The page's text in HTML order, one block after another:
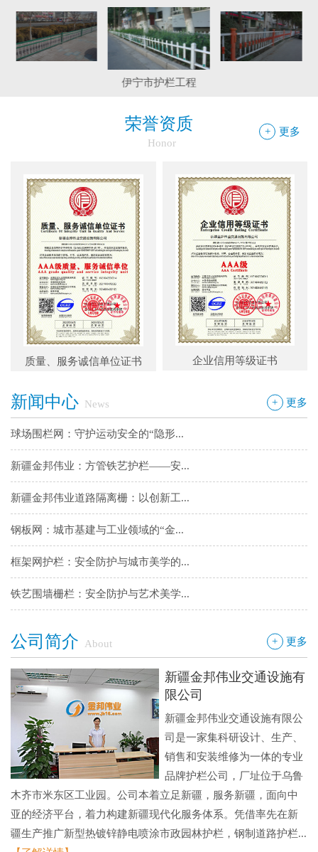
伊宁市护栏工程
+ 更多
荣誉资质
Honor
质量、服务诚信单位证书 企业信用等级证书
+ 更多
新闻中心 News
边框护栏网：新疆金邦伟业以匠心铸...
球场围栏网：守护运动安全的“隐形...
新疆金邦伟业：方管铁艺护栏——安...
新疆金邦伟业道路隔离栅：以创新工...
钢板网：城市基建与工业领域的“金...
框架网护栏：安全防护与城市美学的...
铁艺围墙栅栏：安全防护与艺术美学...
边框护栏网：新疆金邦伟业以匠心铸...
球场围栏网：守护运动安全的“隐形...
新疆金邦伟业：方管铁艺护栏——安...
新疆金邦伟业道路隔离栅：以创新工...
钢板网：城市基建与工业领域的“金...
框架网护栏：安全防护与城市美学的...
铁艺围墙栅栏：安全防护与艺术美学...
球场围栏网：守护运动安全的“隐形...
新疆金邦伟业：方管铁艺护栏——安...
新疆金邦伟业道路隔离栅：以创新工...
钢板网：城市基建与工业领域的“金...
+ 更多
公司简介 About
新疆金邦伟业交通设施有
限公司
新疆金邦伟业交通设施有限公
司是一家集科研设计、生产、
销售和安装维修为一体的专业
品牌护栏公司，厂址位于乌鲁
木齐市米东区工业园。公司本着立足新疆，服务新疆，面向中
亚的经济平台，着力构建新疆现代化服务体系。凭借率先在新
疆生产推广新型热镀锌静电喷涂市政园林护栏，钢制道路护栏...